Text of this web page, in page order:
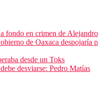
fondo en crimen de
de Oaxaca despojaría
desde un Toks
desviarse: Pedro Matías